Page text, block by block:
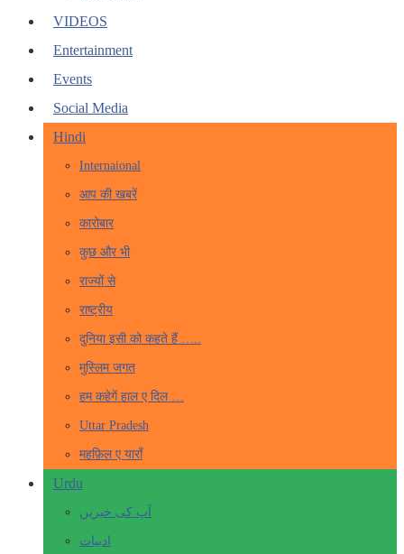
VIDEOS
Entertainment
Events
Social Media
Hindi
Internaional
आप की खबरें
कारोबार
कुछ और भी
राज्यों से
राष्ट्रीय
दुनिया इसी को कहते हैं …..
मुस्लिम जगत
हम कहेगें हाल ए दिल …
Uttar Pradesh
महफ़िल ए याराँ
Urdu
آپ کی خبریں
ادبیات